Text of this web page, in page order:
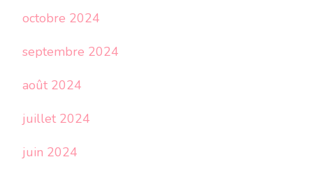
octobre 2024
septembre 2024
août 2024
juillet 2024
juin 2024